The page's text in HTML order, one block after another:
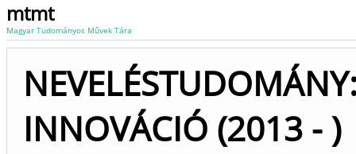
mtmt
Magyar Tudományos Művek Tára
INNOVÁCIÓ (2013 - )